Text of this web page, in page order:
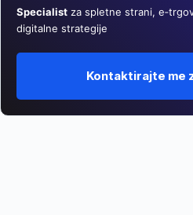
Specialist za spletne strani,
digitalne strategije
Kontaktirajte me